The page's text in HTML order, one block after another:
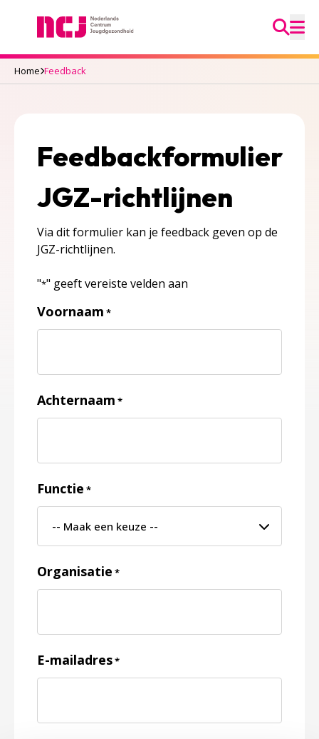
Ga
Home Feedback
Feedbackformulier
JGZ-richtlijnen
Via dit formulier kan je feedback geven op de
JGZ-richtlijnen.
"*" geeft vereiste velden aan
Voornaam *
Achternaam *
Functie *
Organisatie *
E-mailadres*